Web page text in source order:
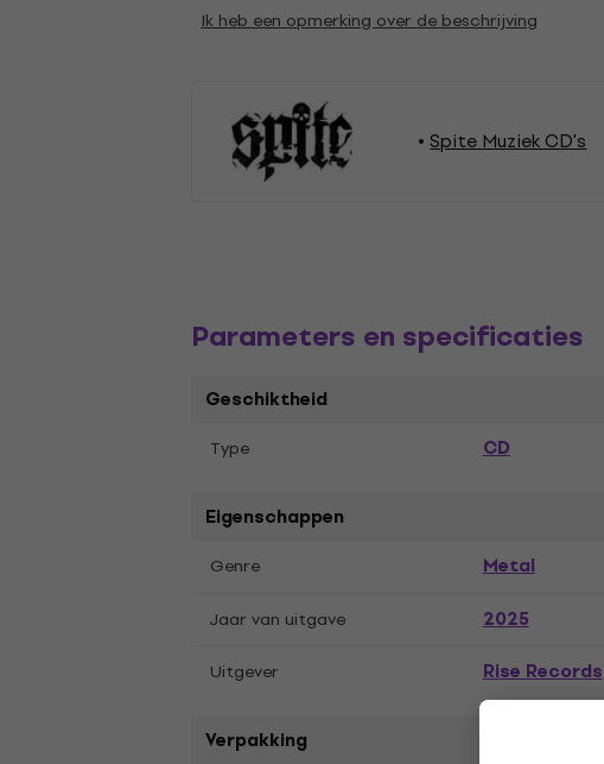
Ik heb een opmerking over de beschrijving
Spite Muziek CD's
Parameters en specificaties
Geschiktheid
Type CD
Eigenschappen
Genre Metal
Jaar van uitgave 2025
Uitgever
Rise Records
Verpakking